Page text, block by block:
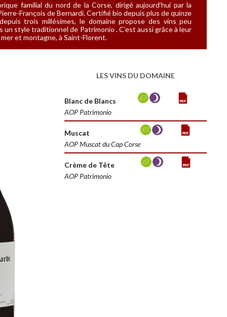
familial du nord de la Corse, dirigé aujourd’hui par la
François de Bernardi. Certifié bio depuis plus de quinze
trois millésimes, le domaine propose des vins peu
style traditionnel de Patrimonio . C’est aussi grâce à leur
et montagne, à Saint-Florent.
LES VINS DU DOMAINE
Blanc de Blancs
AOP Patrimonio
Muscat
AOP Muscat du Cap Corse
Crème de Tête
AOP Patrimonio